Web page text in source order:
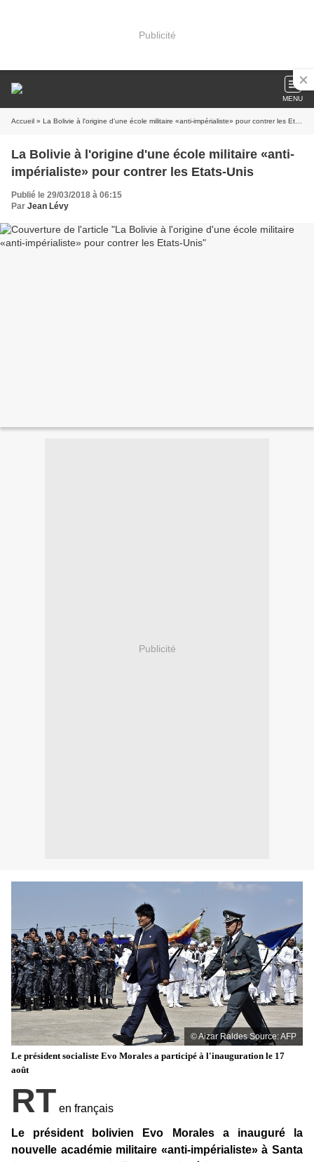
Publicité
MENU
Accueil » La Bolivie à l'origine d'une école militaire «anti-impérialiste» pour contrer les Etats-Unis
La Bolivie à l'origine d'une école militaire «anti-
impérialiste» pour contrer les Etats-Unis
Publié le 29/03/2018 à 06:15
Par Jean Lévy
Publicité
© Aizar Raldes Source: AFP
Le président socialiste Evo Morales a participé à l'inauguration le 17
août
RT en français
Le président bolivien Evo Morales a inauguré la
nouvelle académie militaire «anti-impérialiste» à Santa